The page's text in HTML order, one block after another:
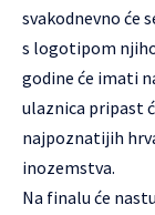
svakodnevno će
s logotipom
godine će imati
ulaznica pripast
najpoznatijih
inozemstva.
Na finalu će